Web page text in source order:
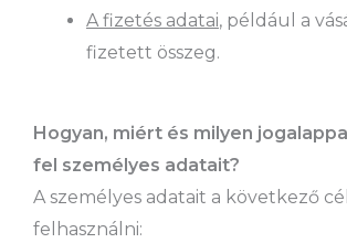
A fizetés adatai, például a
fizetett összeg.
Hogyan, miért és milyen
fel személyes adatait?
A személyes adatait a következő
felhasználni: